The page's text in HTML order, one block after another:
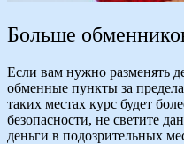
Больше
Если вам нужно разменять
обменные пункты за
таких местах курс будет
безопасности, не светите
деньги в подозрительных